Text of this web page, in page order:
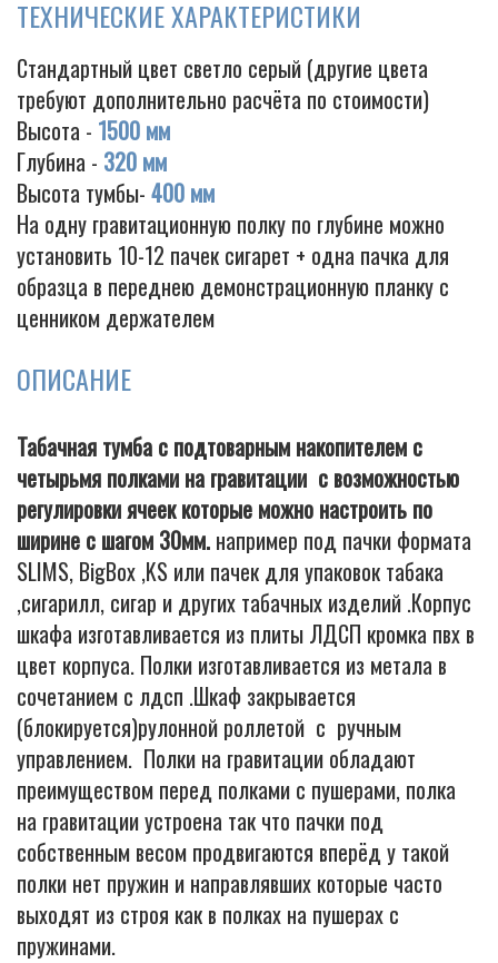
ТЕХНИЧЕСКИЕ ХАРАКТЕРИСТИКИ
Стандартный цвет светло серый (другие цвета
требуют дополнительно расчёта по стоимости)
Высота - 1500 мм
Глубина - 320 мм
Высота тумбы- 400 мм
На одну гравитационную полку по глубине можно
установить 10-12 пачек сигарет + одна пачка для
образца в переднею демонстрационную планку с
ценником держателем
ОПИСАНИЕ
Табачная тумба с подтоварным накопителем с
четырьмя полками на гравитации с возможностью
регулировки ячеек которые можно настроить по
ширине с шагом 30мм. например под пачки формата
SLIMS, BigBox ,KS или пачек для упаковок табака
,сигарилл, сигар и других табачных изделий .Корпус
шкафа изготавливается из плиты ЛДСП кромка пвх в
цвет корпуса. Полки изготавливается из метала в
сочетанием с лдсп .Шкаф закрывается
(блокируется)рулонной роллетой с ручным
управлением. Полки на гравитации обладают
преимуществом перед полками с пушерами, полка
на гравитации устроена так что пачки под
собственным весом продвигаются вперёд у такой
полки нет пружин и направлявших которые часто
выходят из строя как в полках на пушерах с
пружинами.